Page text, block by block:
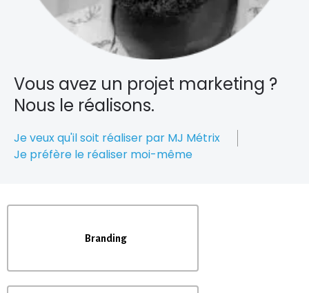
Vous avez un projet marketing ?
Nous le réalisons.
Je veux qu'il soit réaliser par MJ Métrix
Je préfère le réaliser moi-même
Branding